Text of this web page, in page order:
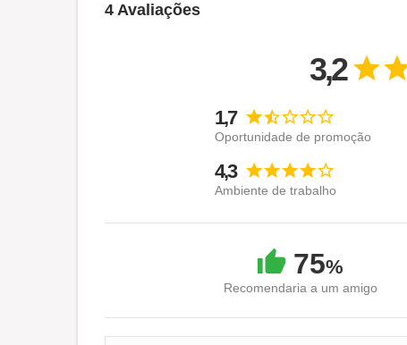
4 Avaliações
3,2
1,7
Oportunidade de promoção
4,3
Ambiente de trabalho
75%
Recomendaria a um amigo